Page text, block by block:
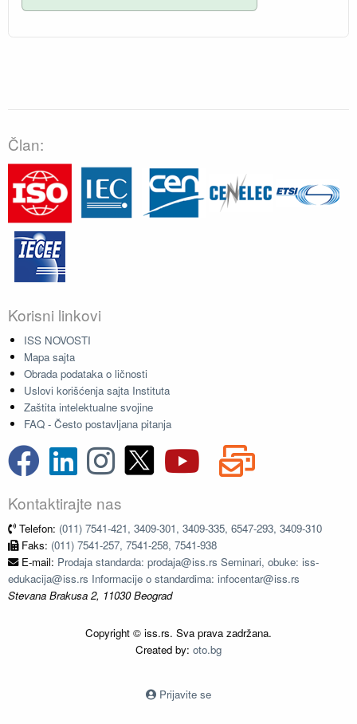
Član:
Korisni linkovi
ISS NOVOSTI
Mapa sajta
Obrada podataka o ličnosti
Uslovi korišćenja sajta Instituta
Zaštita intelektualne svojine
FAQ - Često postavljana pitanja
Kontaktirajte nas
Telefon: (011) 7541-421, 3409-301, 3409-335, 6547-293, 3409-310
Faks: (011) 7541-257, 7541-258, 7541-938
E-mail: Prodaja standarda: prodaja@iss.rs Seminari, obuke: iss-
edukacija@iss.rs Informacije o standardima: infocentar@iss.rs
Stevana Brakusa 2, 11030 Beograd
Copyright © iss.rs. Sva prava zadržana.
Created by: oto.bg
Prijavite se